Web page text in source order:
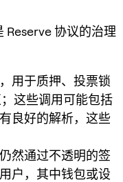
协议的治理
用于质押、投票锁
这些调用可能包括
良好的解析，这些
然通过不透明的签
户，其中钱包或设